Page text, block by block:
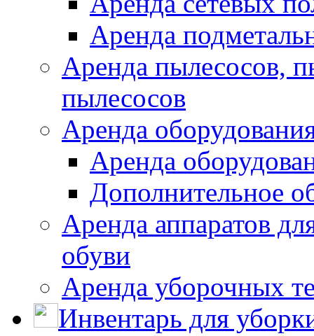
Аренда
Аренда пылесосов,
пылесосов
Аренда
Аренда
Дополнительное
Аренда аппаратов
обуви
Аренда уборочных
Инвентарь для